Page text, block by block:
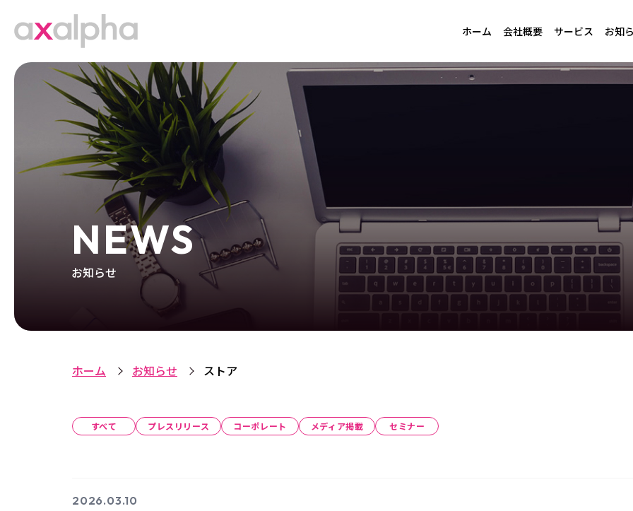
ホーム 会社概要 サービス お知
NEWS
お知らせ
ホーム お知らせ ストア
すべて プレスリリース コーポレート メディア掲載 セミナー
2026.03.10